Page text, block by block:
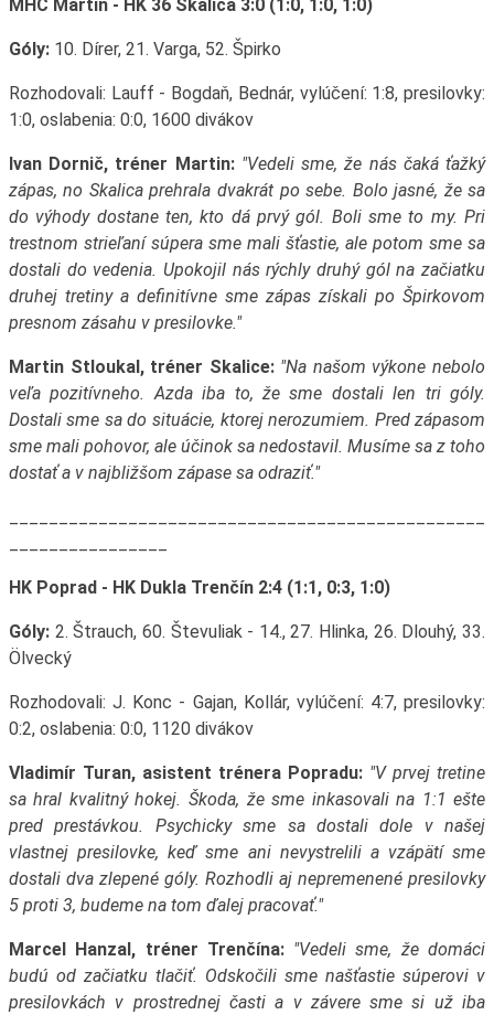
MHC Martin - HK 36 Skalica 3:0 (1:0, 1:0, 1:0)
Góly:10. Dírer, 21. Varga, 52. Špirko
Rozhodovali: Lauff - Bogdaň, Bednár, vylúčení: 1:8, presilovky:
1:0, oslabenia: 0:0, 1600 divákov
Ivan Dornič, tréner Martin: "Vedeli sme, že nás čaká ťažký
zápas, no Skalica prehrala dvakrát po sebe. Bolo jasné, že sa
do výhody dostane ten, kto dá prvý gól. Boli sme to my. Pri
trestnom strieľaní súpera sme mali šťastie, ale potom sme sa
dostali do vedenia. Upokojil nás rýchly druhý gól na začiatku
druhej tretiny a definitívne sme zápas získali po Špirkovom
presnom zásahu v presilovke."
Martin Stloukal, tréner Skalice: "Na našom výkone nebolo
veľa pozitívneho. Azda iba to, že sme dostali len tri góly.
Dostali sme sa do situácie, ktorej nerozumiem. Pred zápasom
sme mali pohovor, ale účinok sa nedostavil. Musíme sa z toho
dostať a v najbližšom zápase sa odraziť."
HK Poprad - HK Dukla Trenčín 2:4 (1:1, 0:3, 1:0)
Góly:2. Štrauch, 60. Števuliak - 14., 27. Hlinka, 26. Dlouhý, 33.
Ölvecký
Rozhodovali: J. Konc - Gajan, Kollár, vylúčení: 4:7, presilovky:
0:2, oslabenia: 0:0, 1120 divákov
Vladimír Turan, asistent trénera Popradu: "V prvej tretine
sa hral kvalitný hokej. Škoda, že sme inkasovali na 1:1 ešte
pred prestávkou. Psychicky sme sa dostali dole v našej
vlastnej presilovke, keď sme ani nevystrelili a vzápätí sme
dostali dva zlepené góly. Rozhodli aj nepremenené presilovky
5 proti 3, budeme na tom ďalej pracovať."
Marcel Hanzal, tréner Trenčína: "Vedeli sme, že domáci
budú od začiatku tlačiť. Odskočili sme našťastie súperovi v
presilovkách v prostrednej časti a v závere sme si už iba